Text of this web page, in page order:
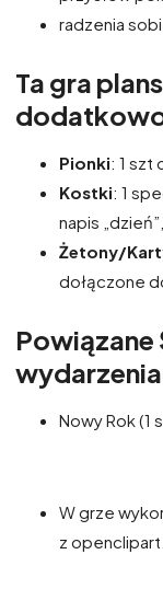
radzenia
Ta gra
Pionki: 1 szt
Kostki: 1
napis
Żetony/
dołączone
Nowy Rok (1
W grze
z